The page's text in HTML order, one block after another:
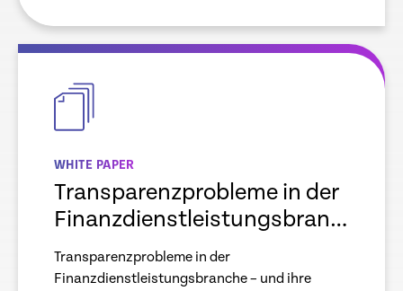
empty
WHITE PAPER
Transparenzprobleme in der
Finanzdienstleistungsbranche
– und ihre Lösung
Transparenzprobleme in der
Finanzdienstleistungsbranche – und ihre